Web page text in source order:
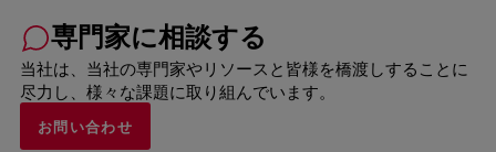
専門家に相談する
当社は、当社の専門家やリソースと皆様を橋渡しすることに
尽力し、様々な課題に取り組んでいます。
お問い合わせ